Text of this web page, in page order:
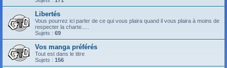
Libertés
Vous pourrez ici parler de ce qui vous plaira quand il vous plaira à moins de
respecter la charte.....
Sujets : 69
Vos manga préférés
Tout est dans le titre
Sujets : 156